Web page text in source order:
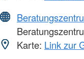
Karte: Link zur